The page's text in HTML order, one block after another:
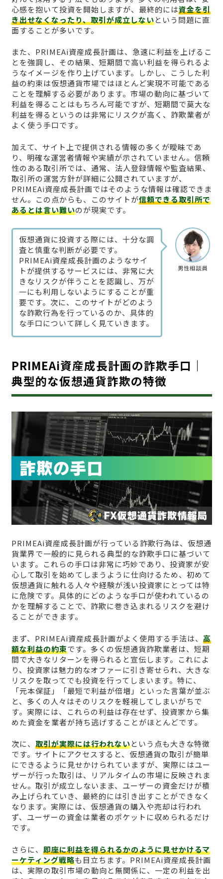
心感を抱いて投資を開始しますが、最終的には資金を引
き出せなくなったり、取引が成立しないという問題に直
面することが多いです。
また、PRIMEAi資産成長計画は、急速に利益を上げるこ
とを強調し、その結果、短期間で高い利益を得られるよ
うなイメージを作り上げています。しかし、こうした利
益の約束は仮想通貨市場ではほとんど実現不可能である
ことを理解する必要があります。市場の動向に基づいて
利益を得ることはもちろん可能ですが、短期間で莫大な
利益を得るというのは非常にリスクが高く、詐欺業者が
よく使う手口です。
加えて、サイト上で提供される情報の多くが曖昧であ
り、明確な運営者情報や実績が示されていません。信頼
性のある取引所では、通常、法人登録情報や監査結果、
取引所の運営方針が詳細に公開されていますが、
PRIMEAi資産成長計画ではそのような情報は確認できま
せん。この点からも、このサイトが信頼できる取引所で
あるとは言い難いのが現実です。
男性相談員
仮想通貨に投資する際には、十分な調
査と慎重な判断が必要です。
PRIMEAi資産成長計画のようなサイ
トが提供するサービスには、非常に大
きなリスクが伴うことを認識し、万が
一にも利用しないようにすることが重
要です。次に、このサイトがどのよう
な詐欺行為を行っているのか、具体的
な手口について詳しく見ていきます。
PRIMEAi資産成長計画の詐欺手口｜
典型的な仮想通貨詐欺の特徴
PRIMEAi資産成長計画が行っている詐欺行為は、仮想通
貨業界で一般的に見られる典型的な詐欺手口に基づいて
います。これらの手口は非常に巧妙であり、投資家が安
心して取引を始めてしまうように仕向けるため、初めて
仮想通貨に触れる人々や経験が浅い投資家にとっては特
に危険です。具体的にどのような手口が使われているの
かを理解することで、詐欺に巻き込まれるリスクを避け
ることができます。
まず、PRIMEAi資産成長計画がよく使用する手法は、 高
額な利益の約束です。多くの仮想通貨詐欺業者は、短期
間で大きなリターンを得られると宣伝します。これによ
り、投資家は魅力的なオファーに引き寄せられ、大きな
リスクを取ってでも投資を行ってしまいます。特に、
「元本保証」「最短で利益が倍増」といった言葉が並ぶ
と、多くの人々はそのリスクを軽視してしまいがちで
す。実際には、これらの利益は存在せず、投資家から集
めた資金を業者が持ち逃げすることがほとんどです。
次に、 取引が実際には行われないという点も大きな特徴
です。サイトにアクセスすると、仮想通貨の取引が簡単
にできるように見せかけられていますが、実際にはユー
ザーが行った取引は、リアルタイムの市場に反映されま
せん。取引が成立しないまま、ユーザーの資金だけが積
み上げられていき、最終的には引き出すことができなく
なります。実際には、仮想通貨の購入や売却は行われ
ず、ユーザーの資金は業者のポケットに収められるだけ
です。
さらに、 即座に利益を得られるかのように見せかけるマ
ーケティング戦略も目立ちます。PRIMEAi資産成長計画
は、実際の取引市場の動向と無関係に、一定の利益を出